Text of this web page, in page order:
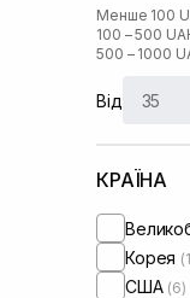
Менше 100
100 – 500
500 – 1000
Від
КРАЇНА
Корея
США (6)